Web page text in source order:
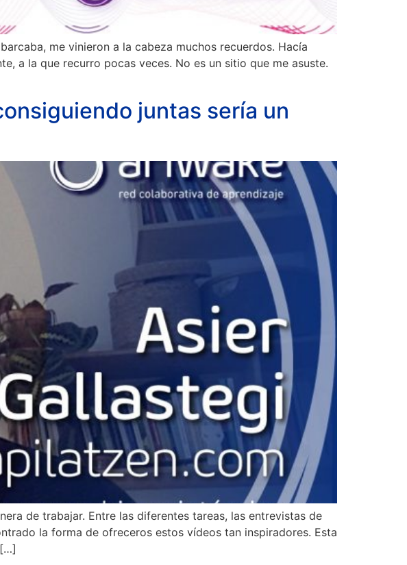
me vinieron a la cabeza muchos recuerdos. Hacía
a la que recurro pocas veces. No es un sitio que me asuste.
juntas sería un
de trabajar. Entre las diferentes tareas, las entrevistas de
la forma de ofreceros estos vídeos tan inspiradores. Esta